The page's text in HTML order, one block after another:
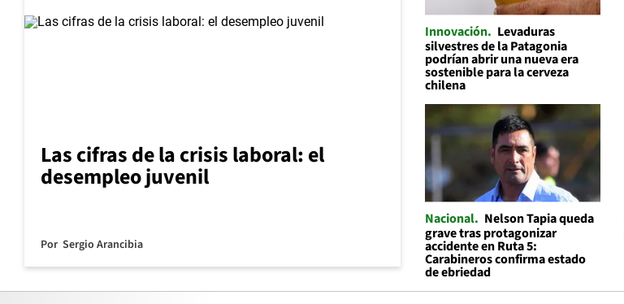
Las cifras de la crisis laboral: el
desempleo juvenil
Por Sergio Arancibia
Innovación
Levaduras
silvestres de la Patagonia
podrían abrir una nueva era
sostenible para la cerveza
chilena
Nacional
Nelson Tapia queda
grave tras protagonizar
accidente en Ruta 5:
Carabineros confirma estado
de ebriedad